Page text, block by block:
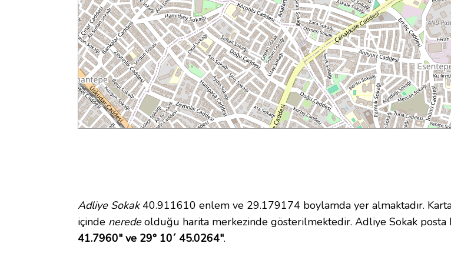
Adliye Sokak40.911610 enlem ve 29.179174 boylamda yer almaktadır.
içinde neredeolduğu harita merkezinde gösterilmektedir. Adliye Sokak posta
41.7960" ve 29° 10´ 45.0264".